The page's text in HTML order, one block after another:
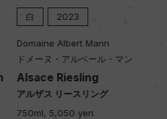
白 2020
Domaine Albert Mann
ドメーヌ・アルベール・マン
Alsace Riesling Rosenbe
rg Vendanges Tardives
アルザス リースリングローゼンベ